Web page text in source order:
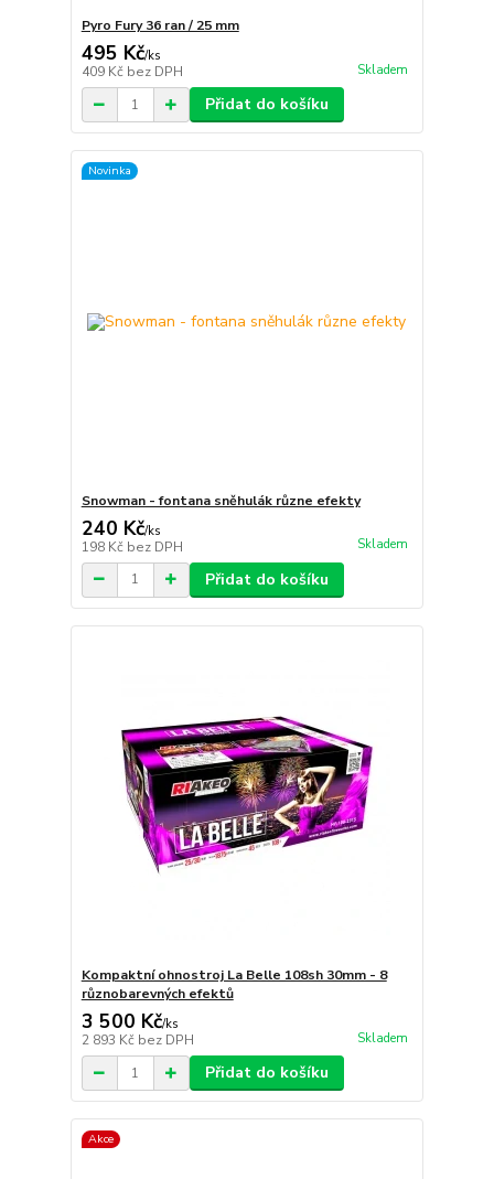
Pyro Fury 36 ran / 25 mm
495 Kč/ks
409 Kč bez DPH Skladem
Přidat do košíku
Novinka
Snowman - fontana sněhulák různe efekty
240 Kč/ks
198 Kč bez DPH Skladem
Přidat do košíku
Kompaktní ohnostroj La Belle 108sh 30mm - 8
různobarevných efektů
3 500 Kč/ks
2 893 Kč bez DPH Skladem
Přidat do košíku
Akce